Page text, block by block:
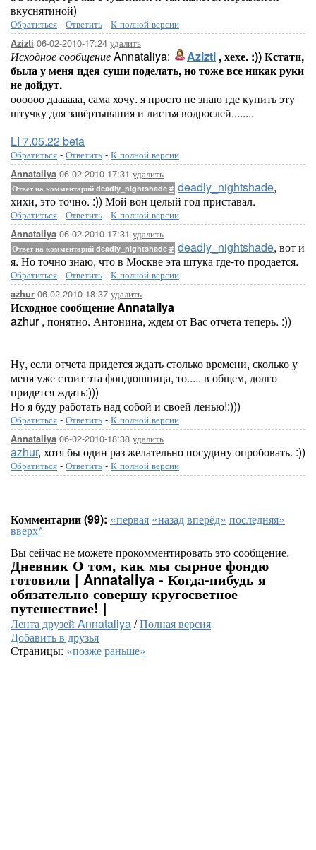
вкуснятиной)
Обратиться - Ответить - К полной версии
Azizti 06-02-2010-17:24 удалить
Исходное сообщениеAnnataliya: Azizti , хехе. :)) Кстати,
была у меня идея суши поделать, но тоже все никак руки
не дойдут.
оооооо даааааа, сама хочу. я просто не знаю где купить эту
штучку для завёртывания и листья водрослей........
LI 7.05.22 beta
Обратиться - Ответить - К полной версии
Annataliya 06-02-2010-17:31 удалить
Ответ на комментарий deadly_nightshade # deadly_nightshade,
хихи, это точно. :)) Мой вон целый год приставал.
Обратиться - Ответить - К полной версии
Annataliya 06-02-2010-17:31 удалить
Ответ на комментарий deadly_nightshade # deadly_nightshade, вот и
я. Но точно знаю, что в Москве эта штука где-то продается.
Обратиться - Ответить - К полной версии
azhur 06-02-2010-18:37 удалить
Исходное сообщение Annataliya
azhur , понятно. Антонина, ждем от Вас отчета теперь. :))
Ну, если отчета придется ждать столько времени, сколько у
меня уже стоит эта фондюшница, то..... в общем, долго
придется ждать:)))
Но я буду работать над собой и своей ленью!:)))
Обратиться - Ответить - К полной версии
Annataliya 06-02-2010-18:38 удалить
azhur, хотя бы один раз желательно посудину опробовать. :))
Обратиться - Ответить - К полной версии
Комментарии (99): «первая «назадвперёд» последняя»
вверх^
Вы сейчас не можете прокомментировать это сообщение.
Дневник О том, как мы сырное фондю
готовили | Annataliya - Когда-нибудь я
обязательно совершу кругосветное
путешествие! |
Лента друзей Annataliya/Полная версия
Добавить в друзья
Страницы: «позжераньше»